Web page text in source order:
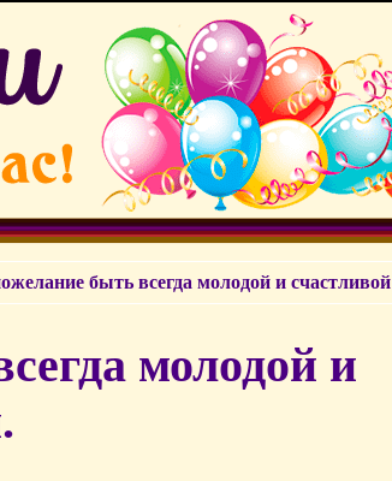
быть всегда молодой и счастливой
молодой и